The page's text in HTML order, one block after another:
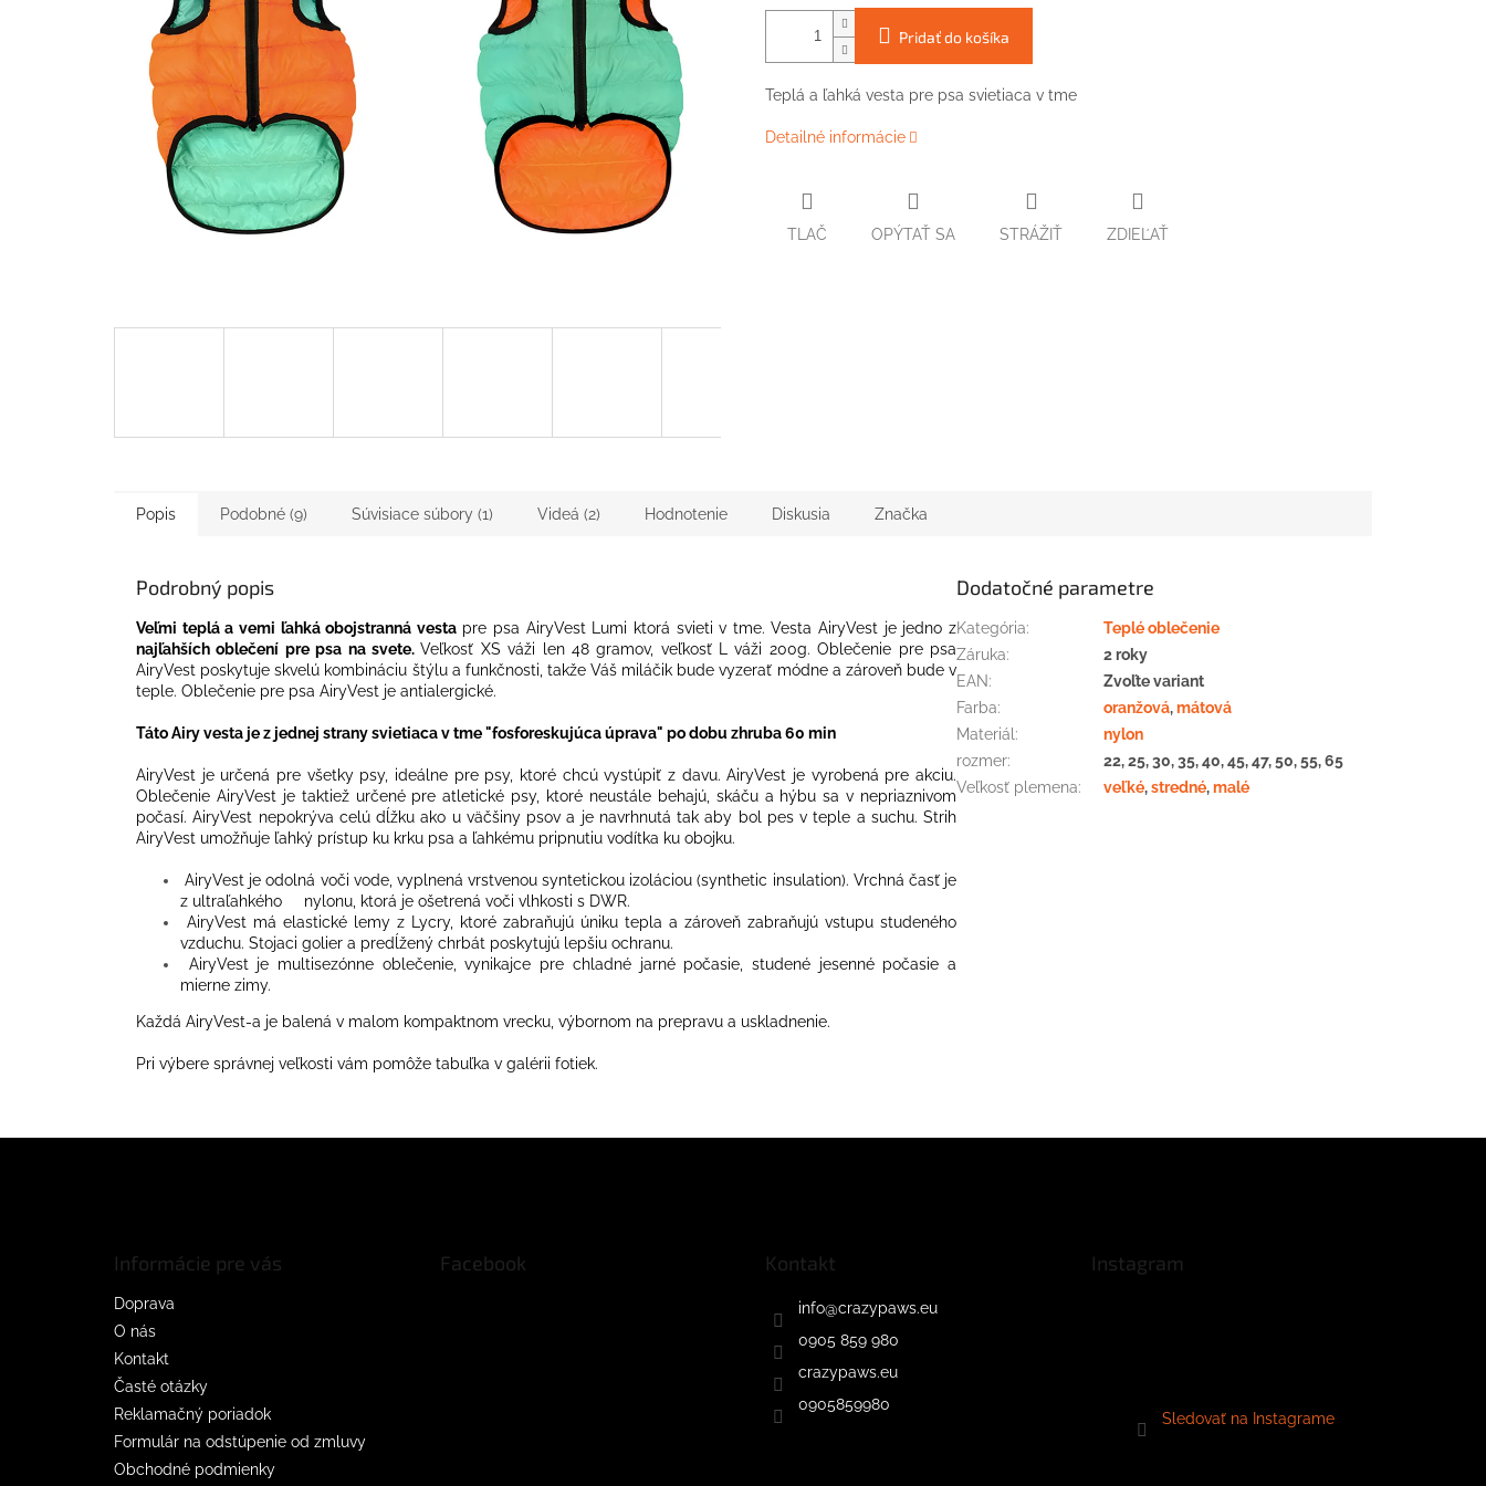
Pridať do košíka
Teplá a ľahká vesta pre psa svietiaca v tme
Detailné informácie
TLAČ OPÝTAŤ SA STRÁŽIŤ ZDIEĽAŤ
Popis Podobné (9) Súvisiace súbory (1) Videá (2) Hodnotenie Diskusia Značka
Podrobný popis
Veľmi teplá a vemi ľahká obojstranná vestapre psa AiryVest Lumi ktorá svieti v tme. Vesta AiryVest je jedno z
najľahších oblečení pre psa na svete.Veľkosť XS váži len 48 gramov, veľkosť L váži 200g. Oblečenie pre psa
AiryVest poskytuje skvelú kombináciu štýlu a funkčnosti, takže Váš miláčik bude vyzerať módnea zároveň bude v
teple. Oblečenie pre psa AiryVest je antialergické.
Táto Airy vesta je z jednej strany svietiaca v tme "fosforeskujúca úprava" po dobu zhruba 60 min
AiryVest je určená pre všetky psy, ideálne pre psy, ktoré chcú vystúpiť z davu. AiryVest je vyrobená pre akciu.
Oblečenie AiryVest je taktiež určené pre atletické psy, ktoré neustále behajú, skáču a hýbu sa v nepriaznivom
počasí. AiryVest nepokrýva celú dĺžku ako u väčšiny psov a je navrhnutá tak aby bol pes v teple a suchu. Strih
AiryVest umožňuje ľahký prístup ku krku psa a ľahkému pripnutiu vodítka ku obojku.
AiryVest je odolná voči vode, vyplnená vrstvenou syntetickou izoláciou (synthetic insulation). Vrchná časť je
z ultraľahkého nylonu, ktorá je ošetrená voči vlhkosti s DWR.
AiryVest má e lastické lemy z Lycry, ktoré zabraňujú úniku tepla a zároveň zabraňujú vstupu studeného
vzduchu. Stojaci golier a predĺžený chrbát poskytujú lepšiu ochranu.
AiryVest je multisezónne oblečenie, vynikajce pre chladné jarné počasie, studené jesenné počasie a
mierne zimy.
Každá AiryVest-a je balená v malom kompaktnom vrecku, výbornom na prepravu a uskladnenie.
Pri výbere správnej veľkosti vám pomôže tabuľka v galérii fotiek.
Dodatočné parametre
Kategória:
Teplé oblečenie
Záruka:
2 roky
EAN:
Zvoľte variant
Farba: oranžová,mátová
Materiál :
nylon
rozmer:
22, 25, 30, 35, 40, 45, 47, 50, 55, 65
Veľkosť plemena: veľké,stredné,malé
Informácie pre vás
Doprava
O nás
Kontakt
Časté otázky
Reklamačný poriadok
Formulár na odstúpenie od zmluvy
Obchodné podmienky
Facebook Kontakt
info@crazypaws.eu
0905 859 980
crazypaws.eu
0905859980
Instagram
Sledovať na Instagrame